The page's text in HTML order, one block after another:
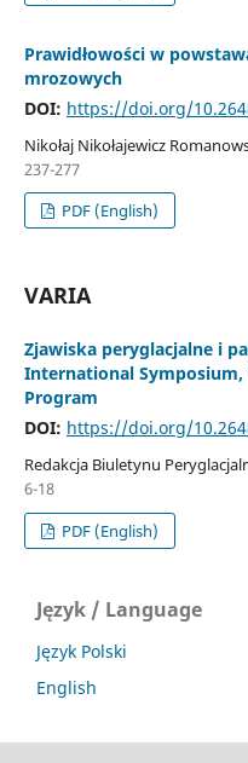
Prawidłowości w
mrozowych
DOI: https://doi.org/
Nikołaj Nikołajewicz
237-277
PDF (English)
VARIA
Zjawiska peryglacjalne i
International Symposium,
Program
DOI: https://doi.org/
Redakcja Biuletynu
6-18
PDF (English)
Język / Language
Język Polski
English